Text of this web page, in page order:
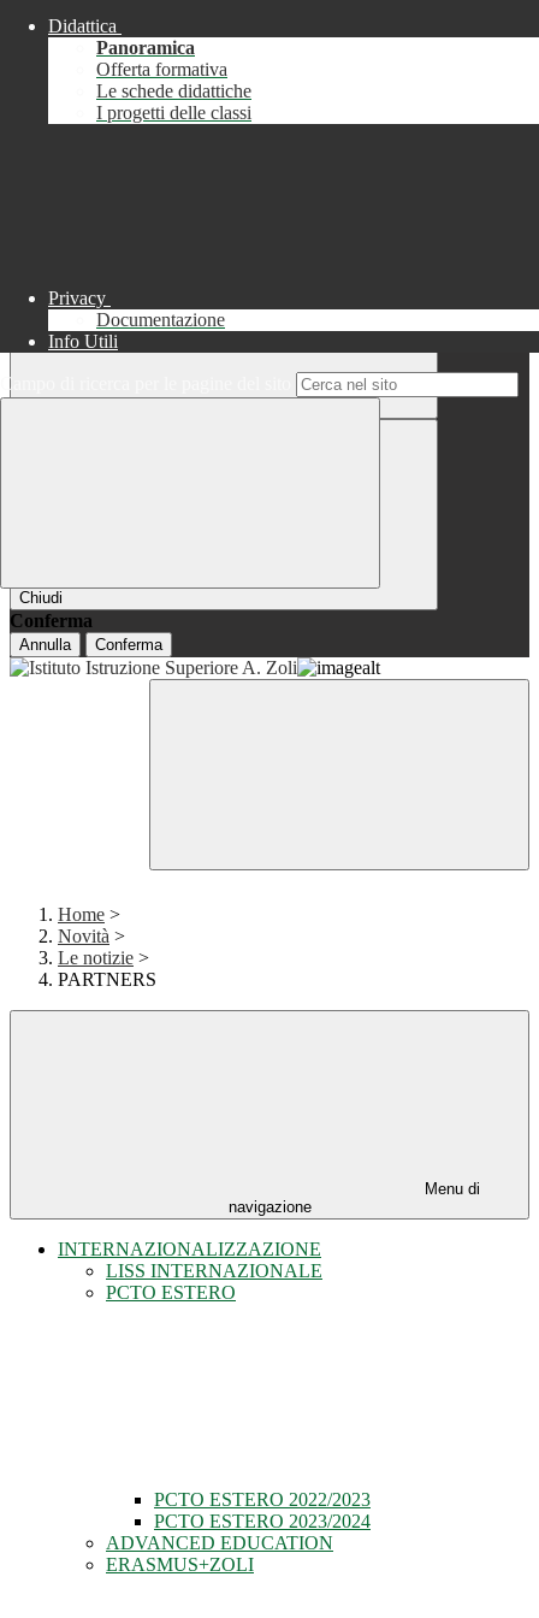
Chiudi
Informazione
Chiudi
Conferma
Annulla Conferma
Didattica
Panoramica
Offerta formativa
Le schede didattiche
I progetti delle classi
Privacy
Documentazione
Info Utili
Campo di ricerca per le pagine del sito
Home >
Novità >
Le notizie >
PARTNERS
Menu di
navigazione
INTERNAZIONALIZZAZIONE
LISS INTERNAZIONALE
PCTO ESTERO
PCTO ESTERO 2022/2023
PCTO ESTERO 2023/2024
ADVANCED EDUCATION
ERASMUS+ZOLI